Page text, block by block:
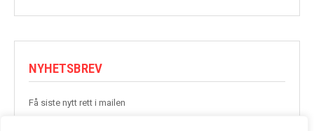
NYHETSBREV
Få siste nytt rett i mailen